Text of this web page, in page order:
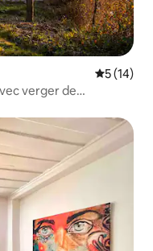
5 (14)
verger de